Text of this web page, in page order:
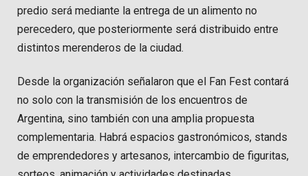
predio será mediante la entrega de un alimento no
perecedero, que posteriormente será distribuido entre
distintos merenderos de la ciudad.
Desde la organización señalaron que el Fan Fest contará
no solo con la transmisión de los encuentros de
Argentina, sino también con una amplia propuesta
complementaria. Habrá espacios gastronómicos, stands
de emprendedores y artesanos, intercambio de figuritas,